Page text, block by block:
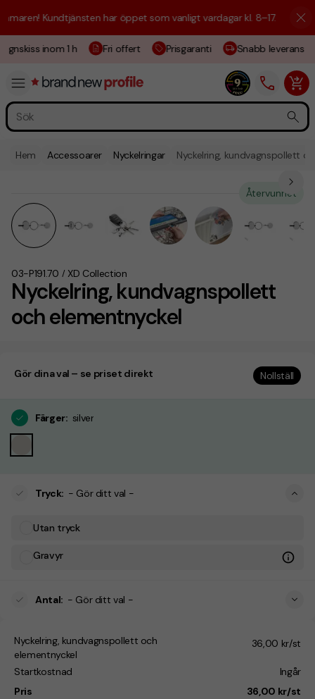
Kundtjänsten har öppet som vanligt vardagar kl. 8–17. ☀️ Vi är
inom 1 h Fri offert Prisgaranti Snabb leverans
Hem Accessoarer Nyckelringar Nyckelring, kundvagnspollett
Nyckelring, kundvagnspollett
och elementnyckel
03-P191.70 / XD Collection
Återvunnet
Gör dina val – se priset direkt Nollställ
Färger: silver
Tryck: - Gör ditt val -
Utan tryck
Gravyr
Antal: - Gör ditt val -
Nyckelring, kundvagnspollett och
elementnyckel
36,00 kr/st
Startkostnad
Ingår
Pris
36,00 kr/st